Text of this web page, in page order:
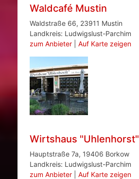
Waldcafé Mustin
Waldstraße 66, 23911 Mustin
Landkreis: Ludwigslust-Parchim
zum Anbieter| Auf Karte zeigen
Wirtshaus "Uhlenhorst"
Hauptstraße 7a, 19406 Borkow
Landkreis: Ludwigslust-Parchim
zum Anbieter| Auf Karte zeigen